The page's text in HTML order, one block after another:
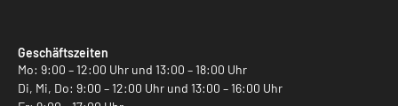
Geschäftszeiten
Mo: 9:00 – 12:00 Uhr und 13:00 – 18:00 Uhr
Di, Mi, Do: 9:00 – 12:00 Uhr und 13:00 – 16:00 Uhr